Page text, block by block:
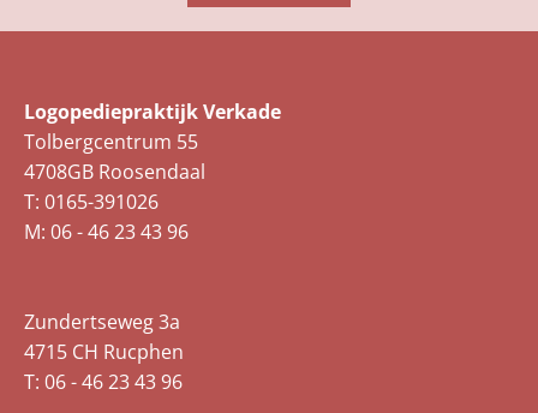
Logopediepraktijk Verkade
Tolbergcentrum 55
4708GB Roosendaal
T: 0165-391026
M: 06 - 46 23 43 96
Zundertseweg 3a
4715 CH Rucphen
T: 06 - 46 23 43 96